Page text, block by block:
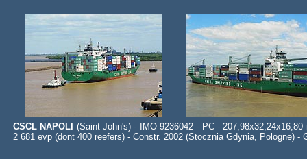
CSCL NAPOLI (Saint John's) - IMO 9236042 - PC -
2 681 evp (dont 400 reefers) - Constr. 2002 (Stocznia Gdynia, Pologne)